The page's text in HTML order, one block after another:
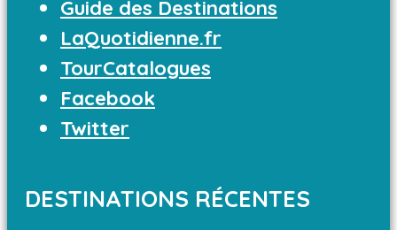
Guide des Destinations
LaQuotidienne.fr
TourCatalogues
Facebook
Twitter
DESTINATIONS RÉCENTES